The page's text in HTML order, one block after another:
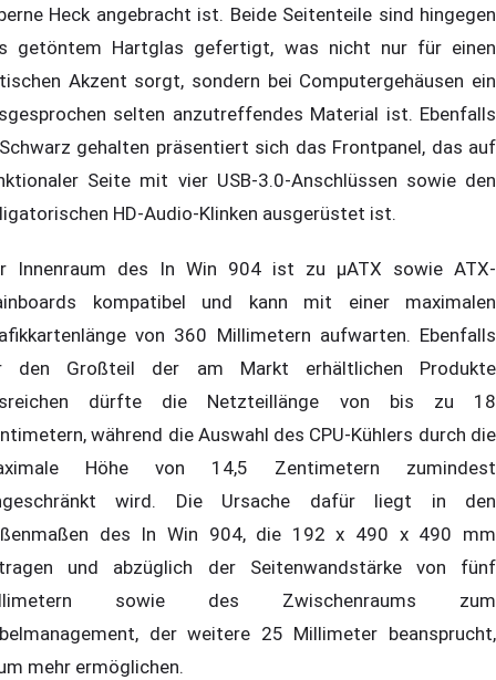
Heck angebracht ist. Beide Seitenteile sind hingegen
getöntem Hartglas gefertigt, was nicht nur für einen
Akzent sorgt, sondern bei Computergehäusen ein
selten anzutreffendes Material ist. Ebenfalls
gehalten präsentiert sich das Frontpanel, das auf
Seite mit vier USB-3.0-Anschlüssen sowie den
HD-Audio-Klinken ausgerüstet ist.
Innenraum des In Win 904 ist zu µATX sowie ATX-
kompatibel und kann mit einer maximalen
von 360 Millimetern aufwarten. Ebenfalls
den Großteil der am Markt erhältlichen Produkte
dürfte die Netzteillänge von bis zu 18
während die Auswahl des CPU-Kühlers durch die
Höhe von 14,5 Zentimetern zumindest
wird. Die Ursache dafür liegt in den
des In Win 904, die 192 x 490 x 490 mm
und abzüglich der Seitenwandstärke von fünf
sowie des Zwischenraums zum
der weitere 25 Millimeter beansprucht,
mehr ermöglichen.